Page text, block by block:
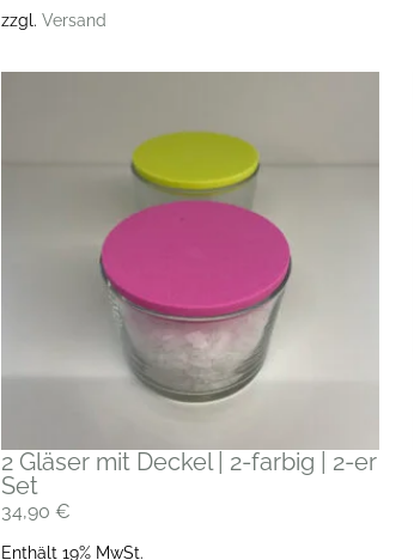
zzgl. Versand
2 Gläser mit Deckel | 2-farbig | 2-er
Set
34,90 €
Enthält 19% MwSt.